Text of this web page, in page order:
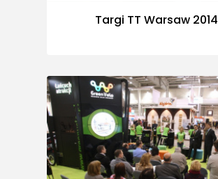
Targi TT Warsaw 2014